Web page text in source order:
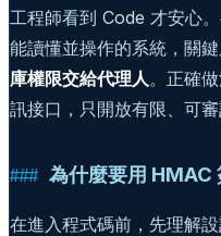
工程師看到 Code 才安心
能讀懂並操作的系統，關鍵
庫權限交給代理人。正確
訊接口，只開放有限、可審
為什麼要用 HMAC
在進入程式碼前，先理解